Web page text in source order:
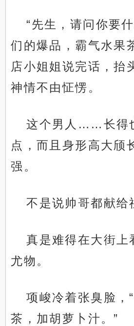
“先生，请问你要
们的爆品，霸气水果
店小姐姐说完话，抬
神情不由怔愣。
这个男人……长得
点，而且身形高大颀
强。
不是说帅哥都献给
真是难得在大街上
尤物。
项峻冷着张臭脸，
茶，加胡萝卜汁。”